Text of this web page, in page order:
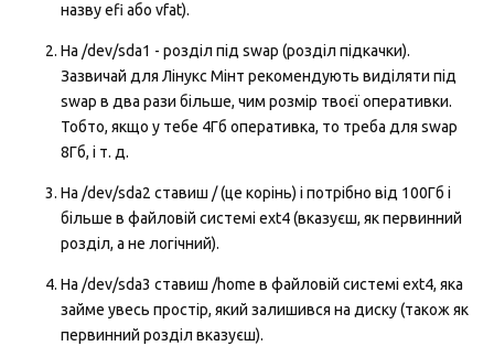
назву efi або vfat).
На /dev/sda1 - розділ під swap (розділ підкачки).
Зазвичай для Лінукс Мінт рекомендують виділяти під
swap в два рази більше, чим розмір твоєї оперативки.
Тобто, якщо у тебе 4Гб оперативка, то треба для swap
8Гб, і т. д.
На /dev/sda2 ставиш / (це корінь) і потрібно від 100Гб і
більше в файловій системі ext4 (вказуєш, як первинний
розділ, а не логічний).
На /dev/sda3 ставиш /home в файловій системі ext4, яка
займе увесь простір, який залишився на диску (також як
первинний розділ вказуєш).